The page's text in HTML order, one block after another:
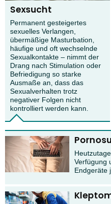
Sexsucht
Permanent gesteigertes
sexuelles Verlangen,
übermäßige Masturbation,
häufige und oft wechselnde
Sexualkontakte – nimmt der
Drang nach Stimulation oder
Befriedigung so starke
Ausmaße an, dass das
Sexualverhalten trotz
negativer Folgen nicht
kontrolliert werden kann.
Verfügung
Endgeräte